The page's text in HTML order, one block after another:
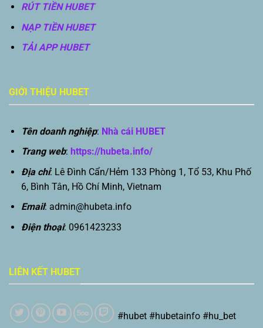
RÚT TIỀN HUBET
NẠP TIỀN HUBET
TẢI APP HUBET
GIỚI THIỆU HUBET
Tên doanh nghiệp: Nhà cái HUBET
Trang web: https://hubeta.info/
Địa chỉ: Lê Đình Cẩn/Hẻm 133 Phòng 1, Tổ 53, Khu Phố
6, Bình Tân, Hồ Chí Minh, Vietnam
Email: admin@hubeta.info
Điện thoại: 0961423233
LIÊN KẾT HUBET
#hubet #hubetainfo #hu_bet